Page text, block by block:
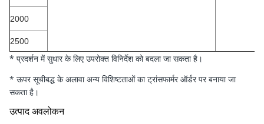
2000
2500
* प्रदर्शन में सुधार के लिए उपरोक्त विनिर्देश को बदला जा सकता है।
* ऊपर सूचीबद्ध के अलावा अन्य विशिष्टताओं का ट्रांसफार्मर ऑर्डर पर बनाया जा
सकता है।
उत्पाद अवलोकन